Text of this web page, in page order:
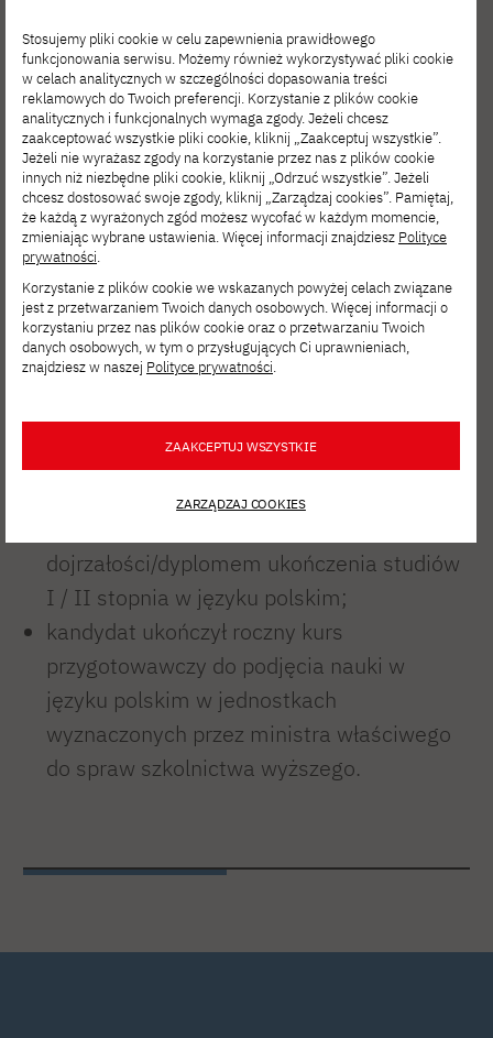
kandydat dysponuje zaświadczeniem o
ukończeniu rocznego kursu
przygotowawczego, potwierdzającym
znajomość języka angielskiego w zakresie
czterech umiejętności: rozumienia ze
słuchu, czytania, mówienia i pisania, na
poziomie biegłości B2, C1 lub C2.
Zaświadczenie musi być wydane przez
polską uczelnię;
język angielski był językiem, w którym była
drugiego stopnia.
Język polski
dojrzałości/dyplomem ukończenia studiów
I / II stopnia w języku polskim;
kandydat ukończył roczny kurs
przygotowawczy do podjęcia nauki w
języku polskim w jednostkach
wyznaczonych przez ministra właściwego
do spraw szkolnictwa wyższego.
Stosujemy pliki cookie w celu zapewnienia prawidłowego
funkcjonowania serwisu. Możemy również wykorzystywać pliki cookie
w celach analitycznych w szczególności dopasowania treści
reklamowych do Twoich preferencji. Korzystanie z plików cookie
analitycznych i funkcjonalnych wymaga zgody. Jeżeli chcesz
zaakceptować wszystkie pliki cookie, kliknij „Zaakceptuj wszystkie”.
Jeżeli nie wyrażasz zgody na korzystanie przez nas z plików cookie
innych niż niezbędne pliki cookie, kliknij „Odrzuć wszystkie”. Jeżeli
chcesz dostosować swoje zgody, kliknij „Zarządzaj cookies”. Pamiętaj,
że każdą z wyrażonych zgód możesz wycofać w każdym momencie,
zmieniając wybrane ustawienia. Więcej informacji znajdziesz Polityce
prywatności.
Korzystanie z plików cookie we wskazanych powyżej celach związane
jest z przetwarzaniem Twoich danych osobowych. Więcej informacji o
korzystaniu przez nas plików cookie oraz o przetwarzaniu Twoich
danych osobowych, w tym o przysługujących Ci uprawnieniach,
znajdziesz w naszej Polityce prywatności.
ZAAKCEPTUJ WSZYSTKIE
ZARZĄDZAJ COOKIES